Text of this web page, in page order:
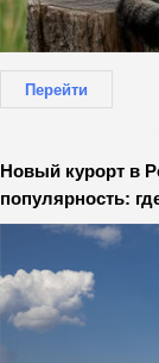
Перейти
Новый курорт в
популярность: